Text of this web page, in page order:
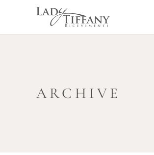
ARCHIVE